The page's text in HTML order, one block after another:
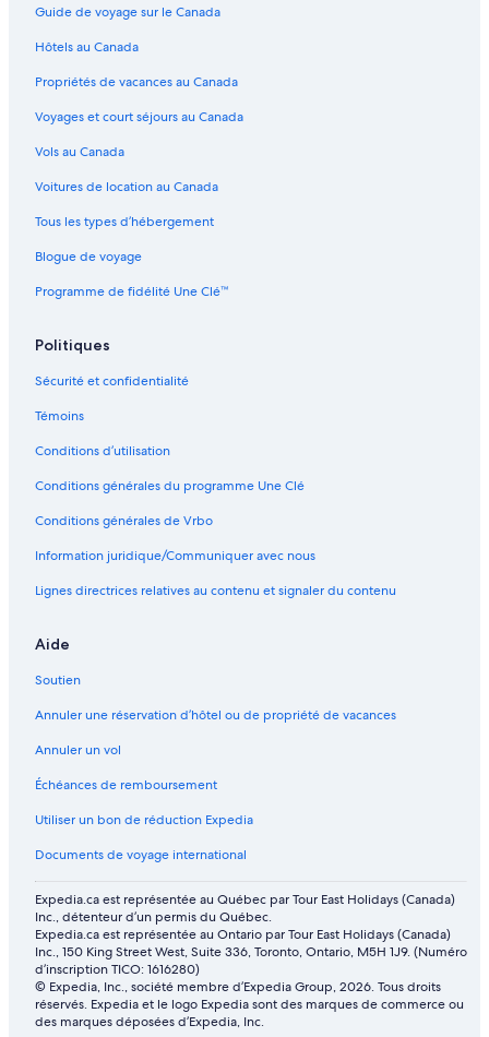
Salle omnisports Amalie Arena – Hôtels à proximité
Centre-Ville de Tampa – Hôtels
Tampa Heights – Hôtels
Tampa Riverwalk – Hôtels à proximité
Westshore Plaza Mall – Hôtels à proximité
Palmetto Beach – Hôtels
Port de Tampa – Hôtels à proximité
Tampa – Hôtels
Palma Ceia – Hôtels
Tampa – Motels
Tampa – Hôtels-résidences
Tampa – Parcs de caravanes
Tampa – Chaumières
Tampa – Condos
Guide de voyage sur le Canada
Hôtels au Canada
Propriétés de vacances au Canada
Voyages et court séjours au Canada
Vols au Canada
Voitures de location au Canada
Tous les types d’hébergement
Blogue de voyage
Programme de fidélité Une Clé™
Politiques
Sécurité et confidentialité
Témoins
Conditions d’utilisation
Conditions générales du programme Une Clé
Conditions générales de Vrbo
Information juridique/Communiquer avec nous
Lignes directrices relatives au contenu et signaler du contenu
Aide
Soutien
Annuler une réservation d’hôtel ou de propriété de vacances
Annuler un vol
Échéances de remboursement
Utiliser un bon de réduction Expedia
Documents de voyage international
Expedia.ca est représentée au Québec par Tour East Holidays (Canada)
Inc., détenteur d’un permis du Québec.
Expedia.ca est représentée au Ontario par Tour East Holidays (Canada)
Inc., 150 King Street West, Suite 336, Toronto, Ontario, M5H 1J9. (Numéro
d’inscription TICO: 1616280)
© Expedia, Inc., société membre d’Expedia Group, 2026. Tous droits
réservés. Expedia et le logo Expedia sont des marques de commerce ou
des marques déposées d’Expedia, Inc.